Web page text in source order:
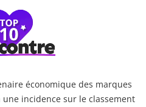
économique des marques
une incidence sur le classement